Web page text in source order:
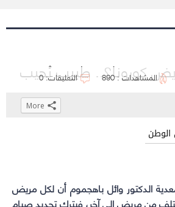
كورونا؟.. طبيب يُجيب
المشاهدات : 890 التعليقات: 0
الدكتور وائل باهجموم أن لكل مريض
من مريض إلى آخر، فيترك تحديد صيام
(Opens
in
(Opens
in
(Opens
in
Click
(Opens
in
More